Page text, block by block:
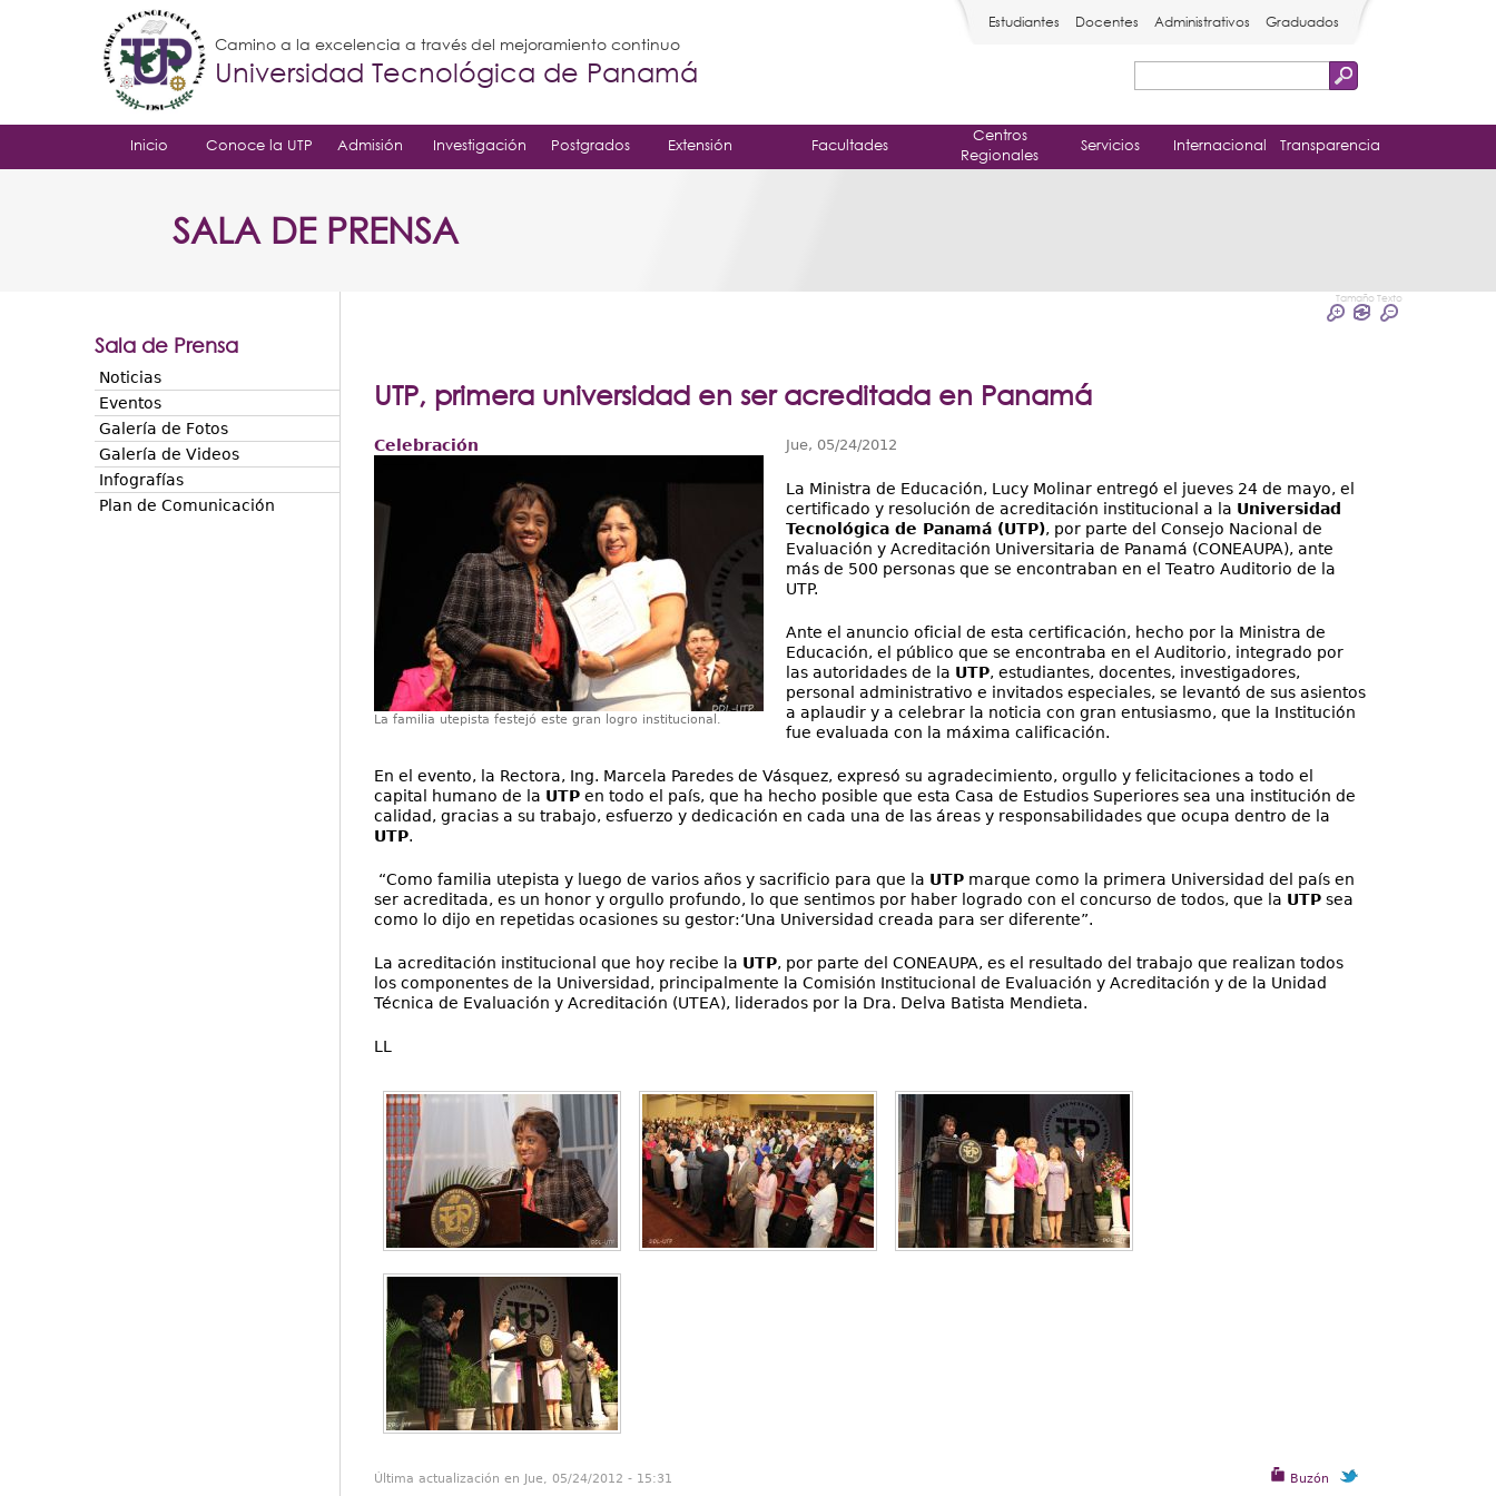
de
Estudiantes Docentes Administrativos Graduados
Camino a la excelencia a través del mejoramiento continuo
Universidad Tecnológica de Panamá
Inicio Conoce la UTP Admisión Investigación Postgrados Extensión Facultades
Centros
Regionales
Servicios Internacional Transparencia
SALA DE PRENSA
Tamaño Texto
UTP, primera universidad en ser acreditada en Panamá
Celebración
La familia utepista festejó este gran logro institucional.
Jue, 05/24/2012
La Ministra de Educación, Lucy Molinar entregó el jueves 24 de mayo, el
certificado y resolución de acreditación institucional a la Universidad
Tecnológica de Panamá (UTP), por parte del Consejo Nacional de
Evaluación y Acreditación Universitaria de Panamá (CONEAUPA), ante
más de 500 personas que se encontraban en el Teatro Auditorio de la
UTP.
Ante el anuncio oficial de esta certificación, hecho por la Ministra de
Educación, el público que se encontraba en el Auditorio, integrado por
las autoridades de la UTP, estudiantes, docentes, investigadores,
personal administrativo e invitados especiales, se levantó de sus asientos
a aplaudir y a celebrar la noticia con gran entusiasmo, que la Institución
fue evaluada con la máxima calificación.
En el evento, la Rectora, Ing. Marcela Paredes de Vásquez, expresó su agradecimiento, orgullo y felicitaciones a todo el
capital humano de la UTPen todo el país, que ha hecho posible que esta Casa de Estudios Superiores sea una institución de
calidad, gracias a su trabajo, esfuerzo y dedicación en cada una de las áreas y responsabilidades que ocupa dentro de la
UTP.
“Como familia utepista y luego de varios años y sacrificio para que la UTPmarque como la primera Universidad del país en
ser acreditada, es un honor y orgullo profundo, lo que sentimos por haber logrado con el concurso de todos, que la UTPsea
como lo dijo en repetidas ocasiones su gestor:‘Una Universidad creada para ser diferente”.
La acreditación institucional que hoy recibe la UTP, por parte del CONEAUPA, es el resultado del trabajo que realizan todos
los componentes de la Universidad, principalmente la Comisión Institucional de Evaluación y Acreditación y de la Unidad
Técnica de Evaluación y Acreditación (UTEA), liderados por la Dra. Delva Batista Mendieta.
LL
Buzón
Última actualización en Jue, 05/24/2012 - 15:31
Sala de Prensa
Noticias
Eventos
Galería de Fotos
Galería de Videos
Infografías
Plan de Comunicación